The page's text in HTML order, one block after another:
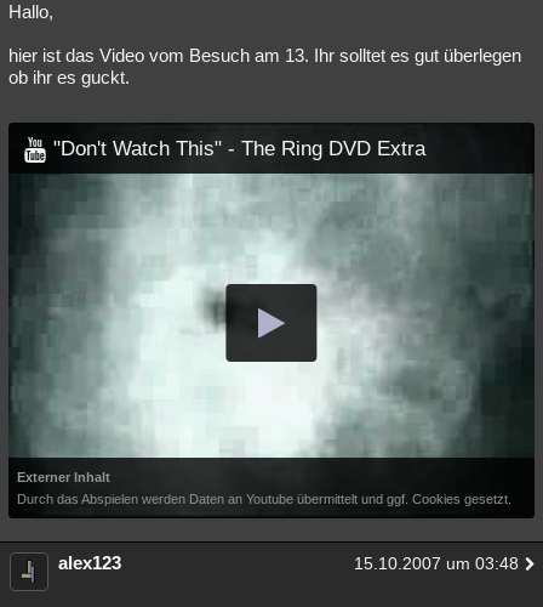
Hallo,
hier ist das Video vom Besuch am 13. Ihr solltet es gut überlegen
ob ihr es guckt.
"Don't Watch This" - The Ring DVD Extra
Externer Inhalt
Durch das Abspielen werden Daten an Youtube übermittelt und ggf. Cookies gesetzt.
alex123 15.10.2007 um 03:48